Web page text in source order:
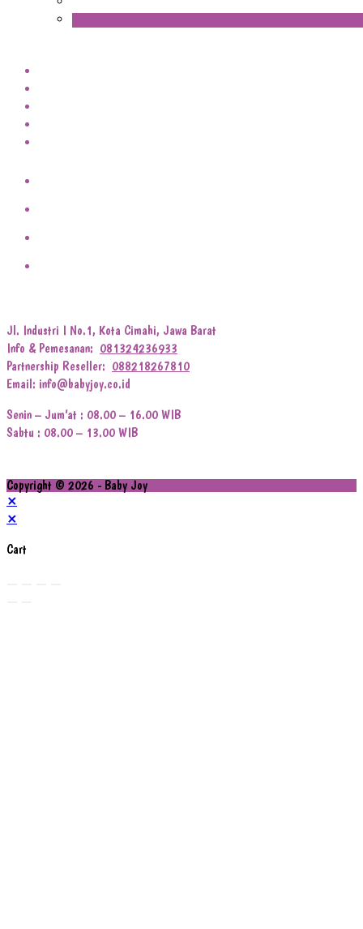
Jl. Industri I No.1, Kota Cimahi, Jawa Barat
Info & Pemesanan: 081324236933
Partnership Reseller: 088218267810
Email: info@babyjoy.co.id
Senin – Jum’at : 08.00 – 16.00 WIB
Sabtu : 08.00 – 13.00 WIB
Copyright © 2026 - Baby Joy
×
×
Cart